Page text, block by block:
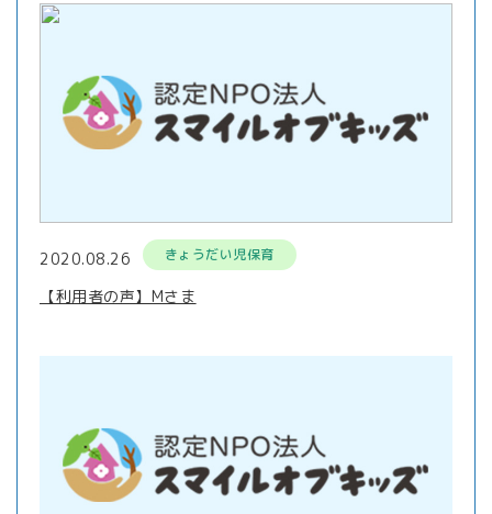
2020.08.26 きょうだい児保育
【利用者の声】Mさま